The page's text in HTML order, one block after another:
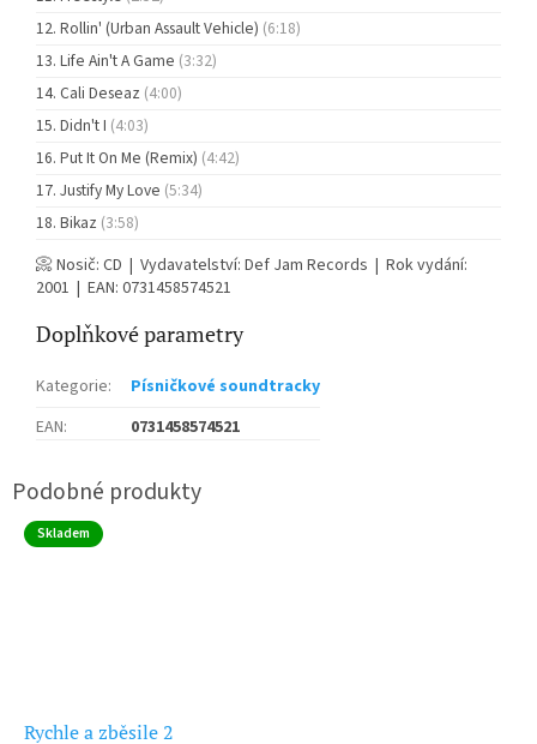
Rollin' (Urban Assault Vehicle) (6:18)
Life Ain't A Game (3:32)
Cali Deseaz (4:00)
Didn't I (4:03)
Put It On Me (Remix) (4:42)
Justify My Love (5:34)
Bikaz (3:58)
📀 Nosič: CD | Vydavatelství: Def Jam Records | Rok vydání:
2001 | EAN: 0731458574521
Doplňkové parametry
Kategorie:
Písničkové soundtracky
EAN: 0731458574521
Skladem
Rychle a zběsile 2